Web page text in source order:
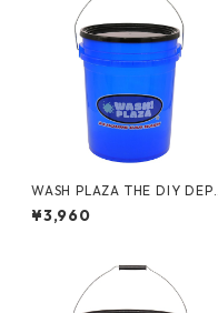
WASH PLAZA THE DIY DEPO
T 5gal バケット フタ付き 05
GLTDD-WASH
¥3,960